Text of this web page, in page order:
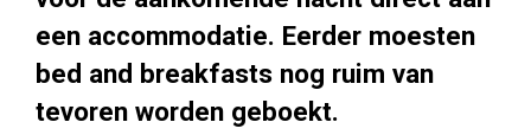
een accommodatie. Eerder moesten
bed and breakfasts nog ruim van
tevoren worden geboekt.